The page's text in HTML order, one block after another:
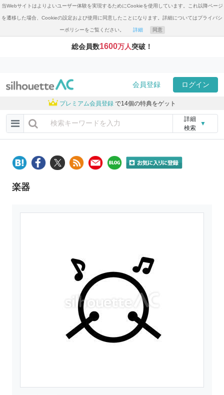
当Webサイトはよりよいユーザー体験を実現するためにCookieを使用しています。これ以降ページ
を遷移した場合、Cookieの設定および使用に同意したことになります。詳細についてはプライバシ
ーポリシーをご覧ください。 詳細 同意
総会員数1600万人突破！
会員登録 ログイン
プレミアム会員登録 で14個の特典をゲット
詳細
検索
▼
楽器